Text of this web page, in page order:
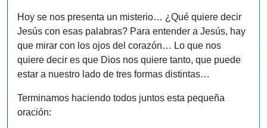
Hoy se nos presenta un misterio… ¿Qué quiere decir
Jesús con esas palabras? Para entender a Jesús, hay
que mirar con los ojos del corazón… Lo que nos
quiere decir es que Dios nos quiere tanto, que puede
estar a nuestro lado de tres formas distintas…
Terminamos haciendo todos juntos esta pequeña
oración: